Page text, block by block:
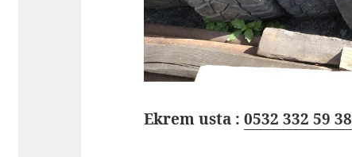
Ekrem usta :0532 332 59 38